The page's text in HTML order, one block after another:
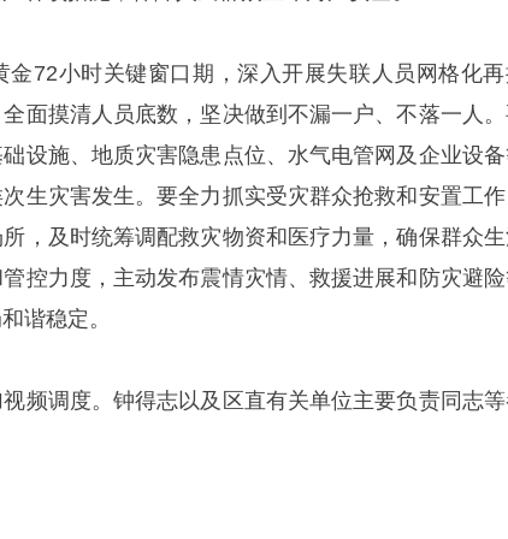
金72小时关键窗口期，深入开展失联人员网格化
面摸清人员底数，坚决做到不漏一户、不落一人
设施、地质灾害隐患点位、水气电管网及企业设
生灾害发生。要全力抓实受灾群众抢救和安置工作
，及时统筹调配救灾物资和医疗力量，确保群众
控力度，主动发布震情灾情、救援进展和防灾避
谐稳定。
频调度。钟得志以及区直有关单位主要负责同志